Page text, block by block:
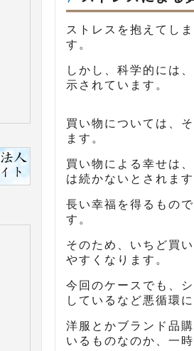
ストレスを抱えてし
す。
しかし、科学的には
示されています。
買い物については、
ます。
買い物による幸せは
は続かないとされます
長い幸福を得るもの
す。
そのため、いちど買
やすくなります。
今回のケースでも、
しているなど悪循環
洋服とかブランド品
いるものなのか、一